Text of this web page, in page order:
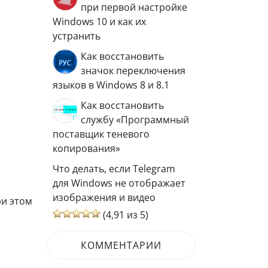
этом
при первой настройке
Windows 10 и как их
устранить
Как восстановить
значок переключения
языков в Windows 8 и 8.1
Как восстановить
службу «Программный
поставщик теневого
копирования»
Что делать, если Telegram
для Windows не отображает
изображения и видео
(4,91 из 5)
КОММЕНТАРИИ